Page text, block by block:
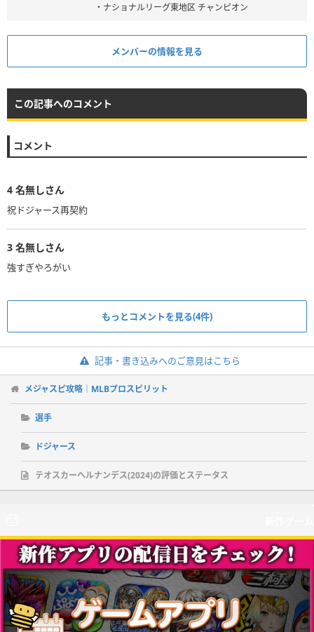
・ナショナルリーグ東地区 チャンピオン
メンバーの情報を見る
この記事へのコメント
コメント
4 名無しさん
祝ドジャース再契約
3 名無しさん
強すぎやろがい
もっとコメントを見る(4件)
記事・書き込みへのご意見はこちら
メジャスピ攻略｜MLBプロスピリット
選手
ドジャース
テオスカーヘルナンデス(2024)の評価とステータス